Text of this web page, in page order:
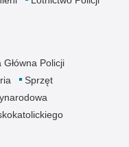
Główna Policji
Sprzęt